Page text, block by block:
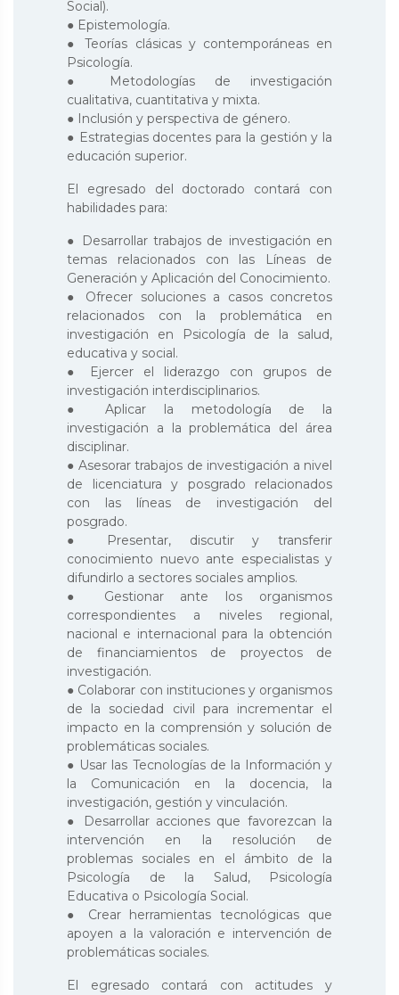
Social).
● Epistemología.
● Teorías clásicas y contemporáneas en
Psicología.
● Metodologías de investigación
cualitativa, cuantitativa y mixta.
● Inclusión y perspectiva de género.
● Estrategias docentes para la gestión y la
educación superior.
El egresado del doctorado contará con
habilidades para:
● Desarrollar trabajos de investigación en
temas relacionados con las Líneas de
Generación y Aplicación del Conocimiento.
● Ofrecer soluciones a casos concretos
relacionados con la problemática en
investigación en Psicología de la salud,
educativa y social.
● Ejercer el liderazgo con grupos de
investigación interdisciplinarios.
● Aplicar la metodología de la
investigación a la problemática del área
disciplinar.
● Asesorar trabajos de investigación a nivel
de licenciatura y posgrado relacionados
con las líneas de investigación del
posgrado.
● Presentar, discutir y transferir
conocimiento nuevo ante especialistas y
difundirlo a sectores sociales amplios.
● Gestionar ante los organismos
correspondientes a niveles regional,
nacional e internacional para la obtención
de financiamientos de proyectos de
investigación.
● Colaborar con instituciones y organismos
de la sociedad civil para incrementar el
impacto en la comprensión y solución de
problemáticas sociales.
● Usar las Tecnologías de la Información y
la Comunicación en la docencia, la
investigación, gestión y vinculación.
● Desarrollar acciones que favorezcan la
intervención en la resolución de
problemas sociales en el ámbito de la
Psicología de la Salud, Psicología
Educativa o Psicología Social.
● Crear herramientas tecnológicas que
apoyen a la valoración e intervención de
problemáticas sociales.
El egresado contará con actitudes y